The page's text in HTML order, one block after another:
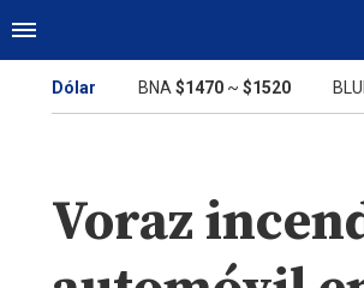
Dólar BNA $1470 ~ $1520
Voraz